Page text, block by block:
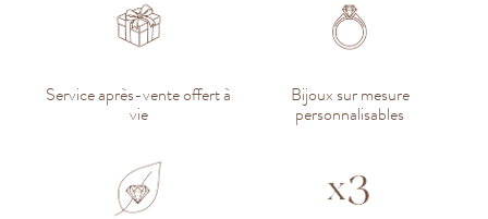
Service après-vente offert à
vie
Bijoux sur mesure
personnalisables